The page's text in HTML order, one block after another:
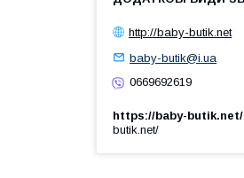
http://baby-butik.net
baby-butik@i.ua
0669692619
https://baby-butik.net/
butik.net/